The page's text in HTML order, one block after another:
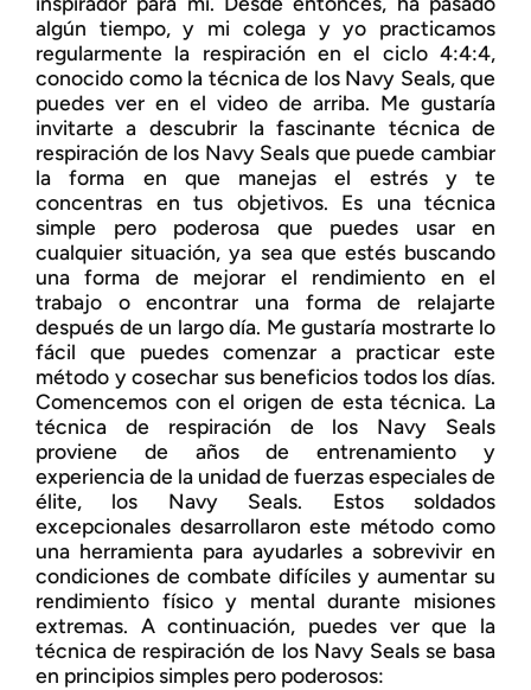
algún tiempo, y mi colega y yo practicamos
regularmente la respiración en el ciclo 4:4:4,
conocido como la técnica de los Navy Seals, que
puedes ver en el video de arriba. Me gustaría
invitarte a descubrir la fascinante técnica de
respiración de los Navy Seals que puede cambiar
la forma en que manejas el estrés y te
concentras en tus objetivos. Es una técnica
simple pero poderosa que puedes usar en
cualquier situación, ya sea que estés buscando
una forma de mejorar el rendimiento en el
trabajo o encontrar una forma de relajarte
después de un largo día. Me gustaría mostrarte lo
fácil que puedes comenzar a practicar este
método y cosechar sus beneficios todos los días.
Comencemos con el origen de esta técnica. La
técnica de respiración de los Navy Seals
proviene de años de entrenamiento y
experiencia de la unidad de fuerzas especiales de
élite, los Navy Seals. Estos soldados
excepcionales desarrollaron este método como
una herramienta para ayudarles a sobrevivir en
condiciones de combate difíciles y aumentar su
rendimiento físico y mental durante misiones
extremas. A continuación, puedes ver que la
técnica de respiración de los Navy Seals se basa
en principios simples pero poderosos: